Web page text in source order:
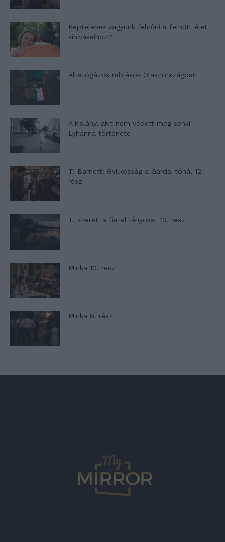
Képtelenek vagyunk felnőni a felnőtt élet
kihívásaihoz?
Altatógázos rablások Olaszországban
A kislány, akit nem védett meg senki –
Lyhanna története
T. Barnett: Gyilkosság a Garda-tónál 12.
rész
T. szereti a fiatal lányokat 13. rész
Minka 10. rész
Minka 9. rész